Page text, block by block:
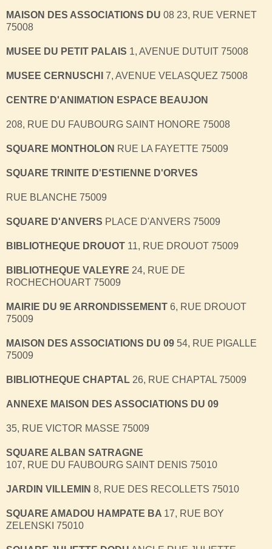
MAISON DES ASSOCIATIONS DU 08 23, RUE VERNET
75008
MUSEE DU PETIT PALAIS 1, AVENUE DUTUIT 75008
MUSEE CERNUSCHI 7, AVENUE VELASQUEZ 75008
CENTRE D'ANIMATION ESPACE BEAUJON
208, RUE DU FAUBOURG SAINT HONORE 75008
SQUARE MONTHOLON RUE LA FAYETTE 75009
SQUARE TRINITE D'ESTIENNE D'ORVES
RUE BLANCHE 75009
SQUARE D'ANVERS PLACE D'ANVERS 75009
BIBLIOTHEQUE DROUOT 11, RUE DROUOT 75009
BIBLIOTHEQUE VALEYRE 24, RUE DE
ROCHECHOUART 75009
MAIRIE DU 9E ARRONDISSEMENT 6, RUE DROUOT
75009
MAISON DES ASSOCIATIONS DU 09 54, RUE PIGALLE
75009
BIBLIOTHEQUE CHAPTAL 26, RUE CHAPTAL 75009
ANNEXE MAISON DES ASSOCIATIONS DU 09
35, RUE VICTOR MASSE 75009
SQUARE ALBAN SATRAGNE
107, RUE DU FAUBOURG SAINT DENIS 75010
JARDIN VILLEMIN 8, RUE DES RECOLLETS 75010
SQUARE AMADOU HAMPATE BA 17, RUE BOY
ZELENSKI 75010